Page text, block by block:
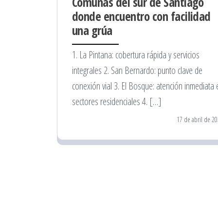
donde encuentro con facilidad
una grúa
1. La Pintana: cobertura rápida y servicios
integrales 2. San Bernardo: punto clave de
conexión vial 3. El Bosque: atención inmediata
sectores residenciales 4. […]
17 de abril de